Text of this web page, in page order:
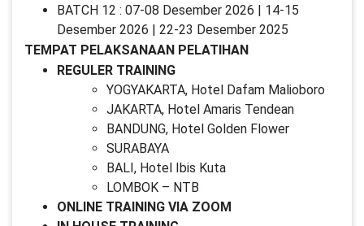
BATCH 12 : 07-08 Desember 2026 | 14-15
Desember 2026 | 22-23 Desember 2025
TEMPAT PELAKSANAAN PELATIHAN
REGULER TRAINING
YOGYAKARTA, Hotel Dafam Malioboro
JAKARTA, Hotel Amaris Tendean
BANDUNG, Hotel Golden Flower
SURABAYA
BALI, Hotel Ibis Kuta
LOMBOK – NTB
ONLINE TRAINING VIA ZOOM